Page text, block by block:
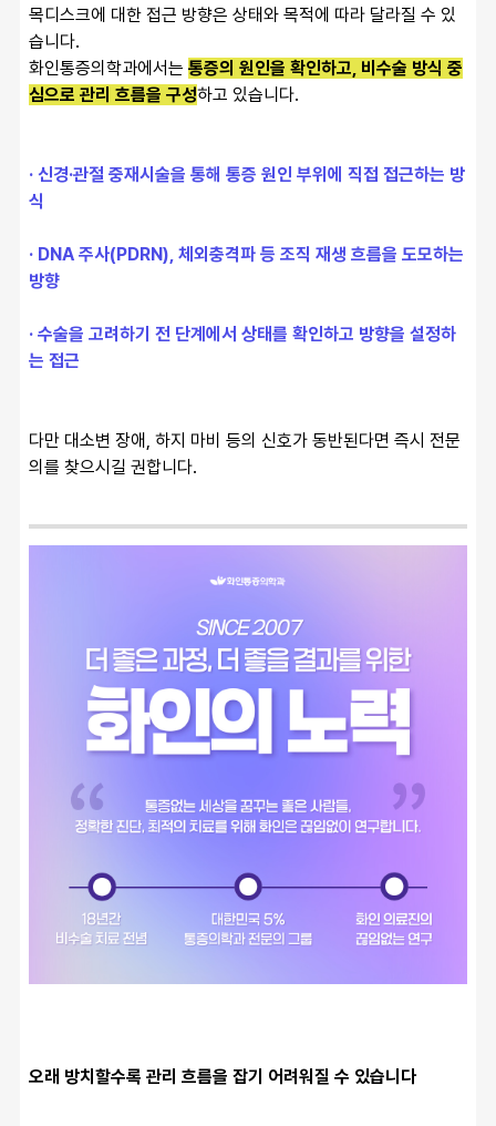
목디스크에 대한 접근 방향은 상태와 목적에 따라 달라질 수 있
습니다.
화인통증의학과에서는 통증의 원인을 확인하고, 비수술 방식 중
심으로 관리 흐름을 구성하고 있습니다.
· 신경·관절 중재시술을 통해 통증 원인 부위에 직접 접근하는 방
식
· DNA 주사(PDRN), 체외충격파 등 조직 재생 흐름을 도모하는
방향
· 수술을 고려하기 전 단계에서 상태를 확인하고 방향을 설정하
는 접근
다만 대소변 장애, 하지 마비 등의 신호가 동반된다면 즉시 전문
의를 찾으시길 권합니다.
오래 방치할수록 관리 흐름을 잡기 어려워질 수 있습니다